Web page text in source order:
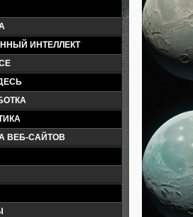
ИНТЕЛЛЕКТ
ВЕБ-САЙТОВ